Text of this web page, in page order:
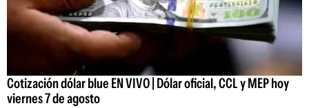
Cotización dólar blue EN VIVO | Dólar oficial, CCL y MEP hoy
viernes 7 de agosto